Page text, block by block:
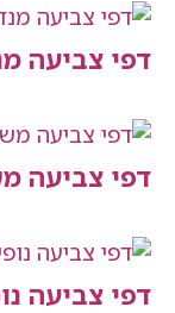
מנדלות
משפחה
נופים